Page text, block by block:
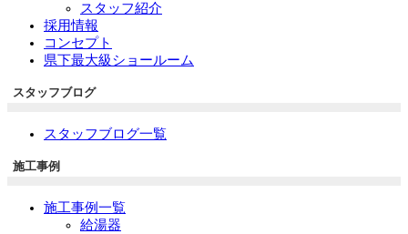
スタッフ紹介
採用情報
コンセプト
県下最大級ショールーム
スタッフブログ
スタッフブログ一覧
施工事例
施工事例一覧
給湯器